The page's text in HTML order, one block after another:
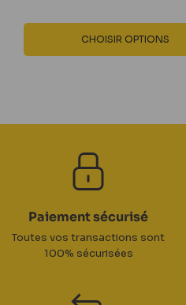
CHOISIR OPTIONS
Paiement sécurisé
Toutes vos transactions sont
100% sécurisées